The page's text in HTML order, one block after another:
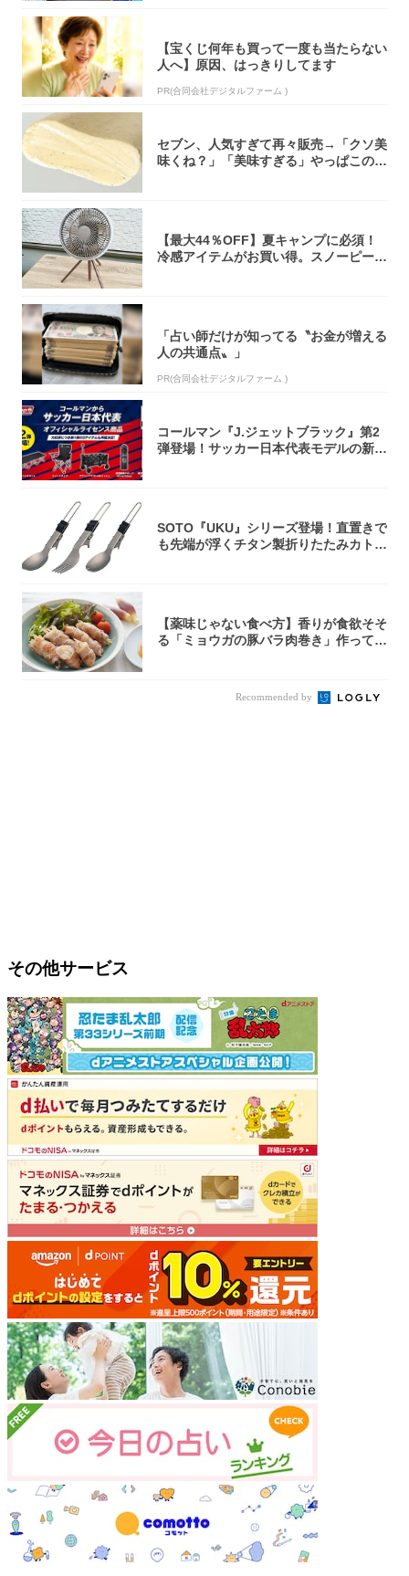
【宝くじ何年も買って一度も当たらない
人へ】原因、はっきりしてます
PR(合同会社デジタルファーム )
セブン、人気すぎて再々販売→「クソ美
味くね？」「美味すぎる」やっぱこのク
【最大44％OFF】夏キャンプに必須！
冷感アイテムがお買い得。スノーピー
「占い師だけが知ってる〝お金が増える
人の共通点〟」
PR(合同会社デジタルファーム )
コールマン『J.ジェットブラック』第2
弾登場！サッカー日本代表モデルの新作
SOTO『UKU』シリーズ登場！直置きで
も先端が浮くチタン製折りたたみカトラ
【薬味じゃない食べ方】香りが食欲そそ
る「ミョウガの豚バラ肉巻き」作ってみ
Recommended by
その他サービス